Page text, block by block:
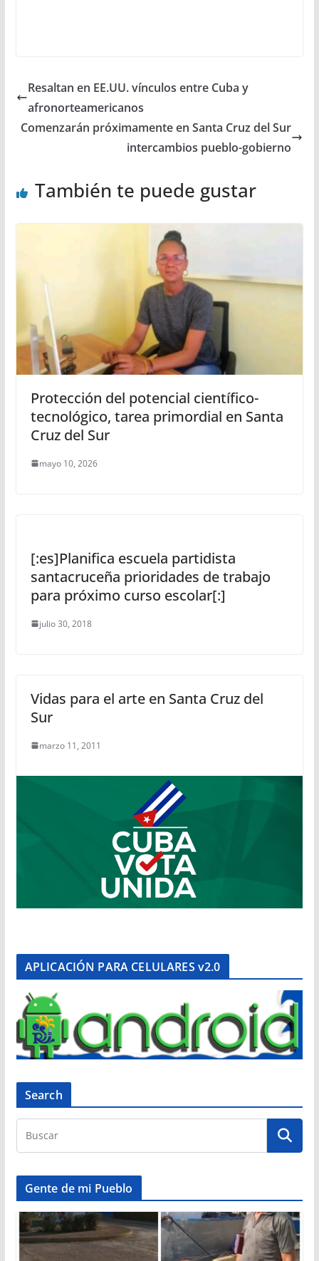
Resaltan en EE.UU. vínculos entre Cuba y
afronorteamericanos
Comenzarán próximamente en Santa Cruz del Sur
intercambios pueblo-gobierno
También te puede gustar
Protección del potencial científico-
tecnológico, tarea primordial en Santa
Cruz del Sur
mayo 10, 2026
[:es]Planifica escuela partidista
santacruceña prioridades de trabajo
para próximo curso escolar[:]
julio 30, 2018
Vidas para el arte en Santa Cruz del
Sur
marzo 11, 2011
APLICACIÓN PARA CELULARES v2.0
Search
Gente de mi Pueblo